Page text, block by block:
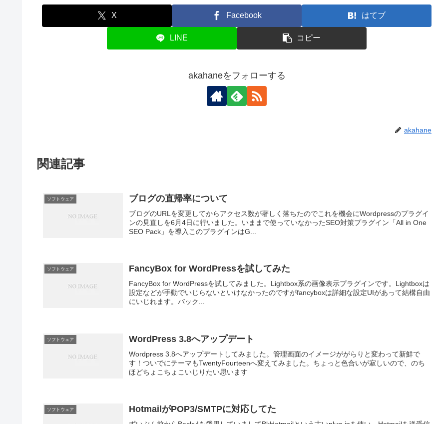
X Facebook はてブ
LINE コピー
akahaneをフォローする
akahane
関連記事
ソフトウェア ブログの直帰率について
ブログのURLを変更してからアクセス数が著しく落ちたのでこれを機会にWordpressのプラグイ
ンの見直しを6月4日に行いました。いままで使っていなかったSEO対策プラグイン「All in One
SEO Pack」を導入このプラグインはG...
ソフトウェア FancyBox for WordPressを試してみた
FancyBox for WordPressを試してみました。Lightbox系の画像表示プラグインです。Lightboxは
設定などが手動でいじらないといけなかったのですがfancyboxは詳細な設定UIがあって結構自由
にいじれます。バック...
ソフトウェア WordPress 3.8へアップデート
Wordpress 3.8へアップデートしてみました。管理画面のイメージががらりと変わって新鮮で
す！ついでにテーマもTwentyFourteenへ変えてみました。ちょっと色合いが寂しいので、のち
ほどちょこちょこいじりたい思います
ソフトウェア HotmailがPOP3/SMTPに対応してた